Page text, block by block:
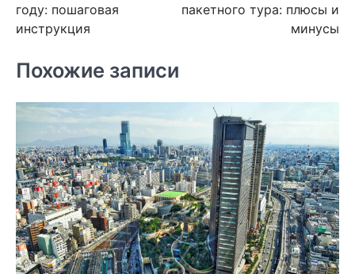
году: пошаговая
инструкция
пакетного тура: плюсы и
минусы
Похожие записи